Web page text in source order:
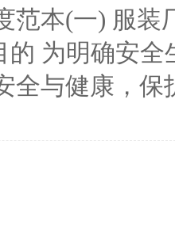
范本(一) 服装
的 为明确安
全与健康，